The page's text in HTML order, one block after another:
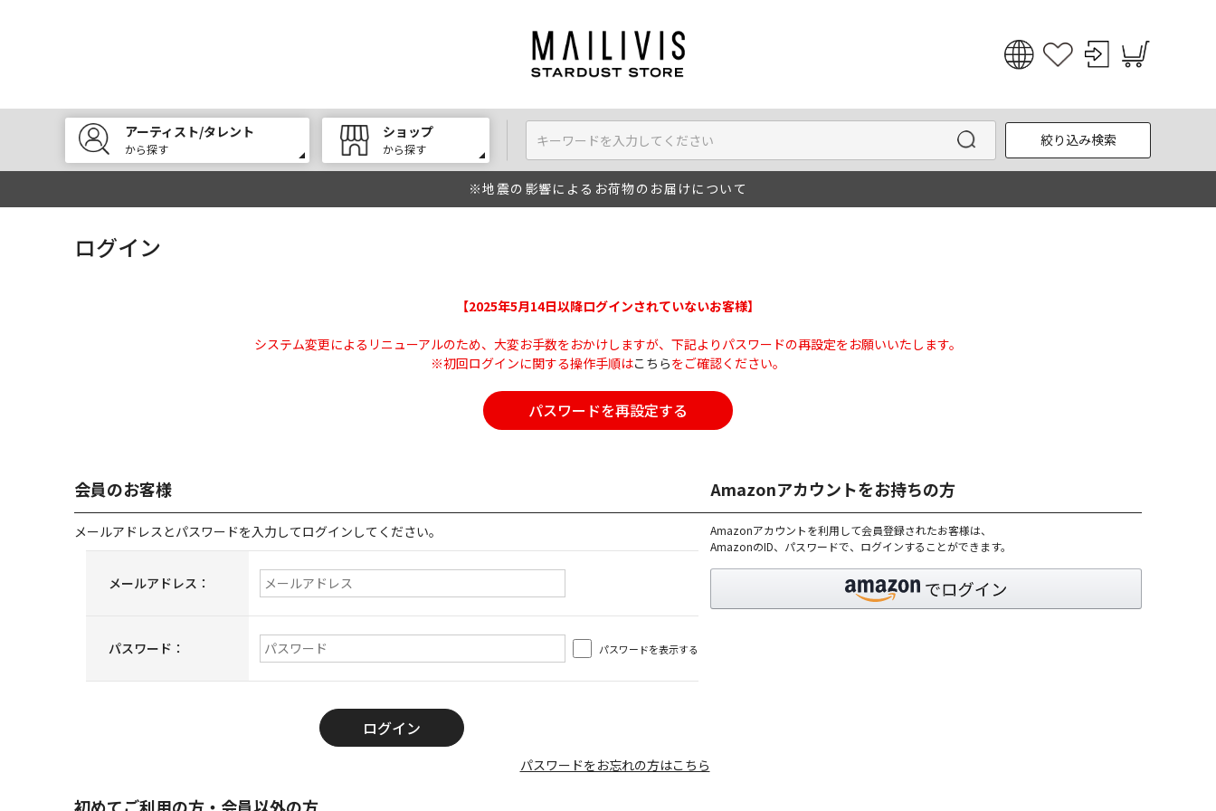
English
한국어
アーティスト/タレント
から探す
ショップ
から探す
絞り込み検索
※地震の影響によるお荷物のお届けについて
ログイン
【2025年5月14日以降ログインされていないお客様】
システム変更によるリニューアルのため、大変お手数をおかけしますが、下記よりパスワードの再設定をお願いいたします。
※初回ログインに関する操作手順はこちらをご確認ください。
パスワードを再設定する
会員のお客様
メールアドレスとパスワードを入力してログインしてください。
メールアドレス：
パスワード： パスワードを表示する
パスワードをお忘れの方はこちら
Amazonアカウントをお持ちの方
Amazonアカウントを利用して会員登録されたお客様は、
AmazonのID、パスワードで、ログインすることができます。